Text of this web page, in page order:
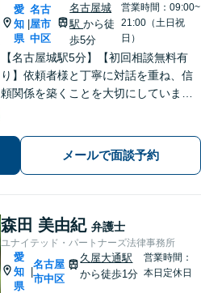
愛
知
県
名古
屋市
中区
名古屋城
駅から徒
歩5分
営業時間：09:00~
21:00（土日祝
日）
【名古屋城駅5分】【初回相談無料有
り】依頼者様と丁寧に対話を重ね、信
頼関係を築くことを大切にしていま
お任せください。納得感の高い、最善
の解決を目指して尽力いたします【土
メールで面談予約
森田 美由紀 弁護士
ユナイテッド・パートナーズ法律事務所
愛
知
県
|
名古屋
市中区
久屋大通駅
から徒歩1分
営業時間：
本日定休日